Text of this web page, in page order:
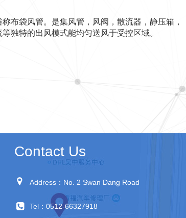
布袋风管。是集风管，风阀，散流器，静压箱，
独特的出风模式能均匀送风于受控区域。
Contact Us
Address：No. 2 Swan Dang Road
Tel：0512-66327918